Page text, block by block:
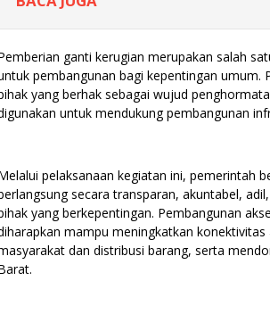
ganti kerugian merupakan salah
pembangunan bagi kepentingan umum.
yang berhak sebagai wujud
untuk mendukung pembangunan
pelaksanaan kegiatan ini, pemerintah
secara transparan, akuntabel,
yang berkepentingan. Pembangunan
mampu meningkatkan
dan distribusi barang, serta